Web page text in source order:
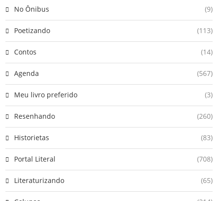
No Ônibus (9)
Poetizando (113)
Contos (14)
Agenda (567)
Meu livro preferido (3)
Resenhando (260)
Historietas (83)
Portal Literal (708)
Literaturizando (65)